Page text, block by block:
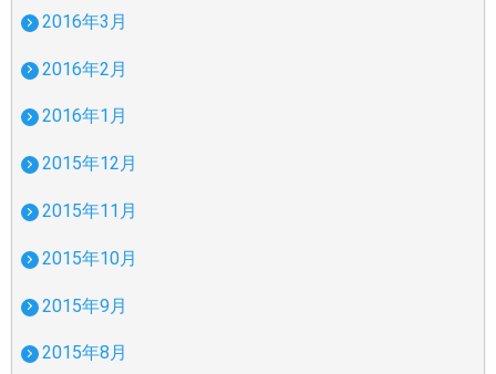
2016年3月
2016年2月
2016年1月
2015年12月
2015年11月
2015年10月
2015年9月
2015年8月